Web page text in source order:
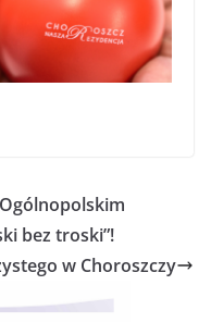
bez troski”!
w Choroszczy